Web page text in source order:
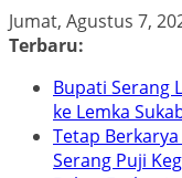
Skip
to
Jumat, Agustus 7,
Terbaru:
Bupati Serang
ke Lemka
Tetap
Serang Puji